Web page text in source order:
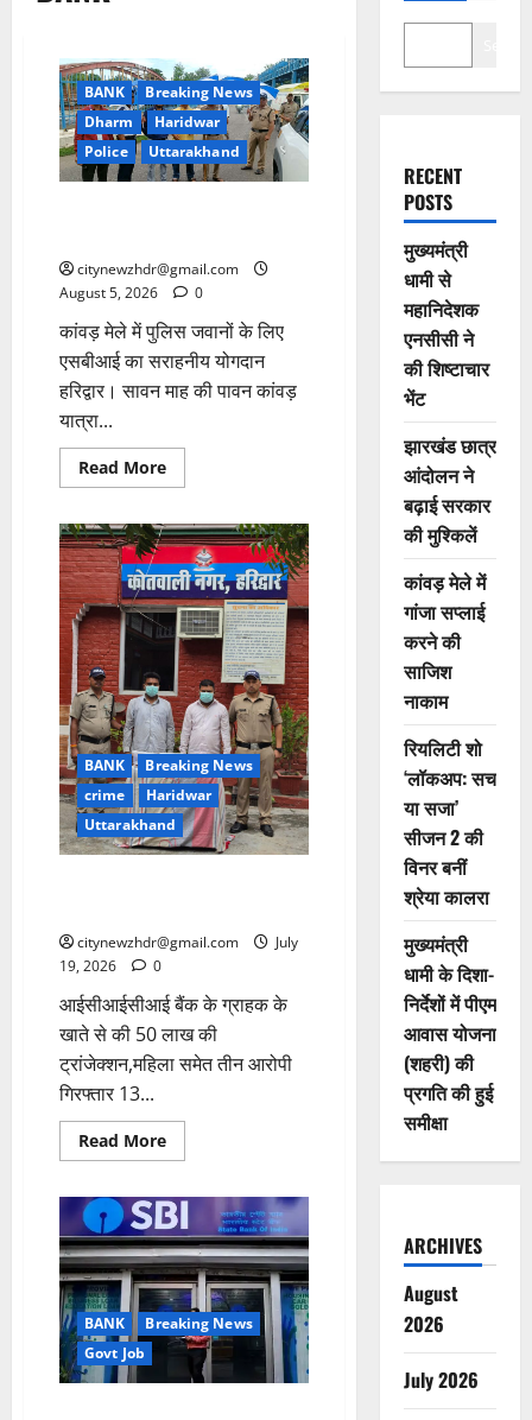
BANK
Breaking News
Dharm
Haridwar
Police
Uttarakhand
citynewzhdr@gmail.com
August 5, 2026
0
कांवड़ मेले में पुलिस जवानों के लिए
एसबीआई का सराहनीय योगदान
हरिद्वार। सावन माह की पावन कांवड़
यात्रा...
Read MoreRead
more
ने
कांवड़
मेले
में
पुलिस
जवानों
को
125
छाते
किए
भेंट
BANK
Breaking News
crime
Haridwar
Uttarakhand
citynewzhdr@gmail.com
July
19, 2026
0
आईसीआईसीआई बैंक के ग्राहक के
खाते से की 50 लाख की
ट्रांजेक्शन,महिला समेत तीन आरोपी
गिरफ्तार 13...
Read MoreRead
more
बैंक
धोखाधड़ी
मामले
का
खुलासा
BANK
Breaking News
Govt Job
RECENT
POSTS
मुख्यमंत्री
धामी से
महानिदेशक
एनसीसी ने
की शिष्टाचार
भेंट
झारखंड छात्र
आंदोलन ने
बढ़ाई सरकार
की मुश्किलें
कांवड़ मेले में
गांजा सप्लाई
करने की
साजिश
नाकाम
रियलिटी शो
‘लॉकअप: सच
या सजा’
सीजन 2 की
विनर बनीं
श्रेया कालरा
मुख्यमंत्री
धामी के दिशा-
निर्देशों में पीएम
आवास योजना
(शहरी) की
प्रगति की हुई
समीक्षा
ARCHIVES
August
2026
July 2026